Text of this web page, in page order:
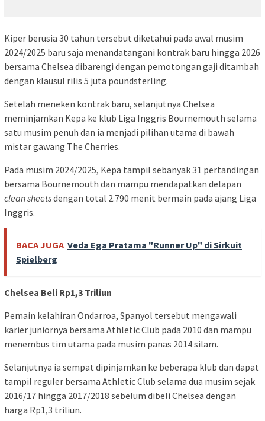
Kiper berusia 30 tahun tersebut diketahui pada awal musim
2024/2025 baru saja menandatangani kontrak baru hingga 2026
bersama Chelsea dibarengi dengan pemotongan gaji ditambah
dengan klausul rilis 5 juta poundsterling.
Setelah meneken kontrak baru, selanjutnya Chelsea
meminjamkan Kepa ke klub Liga Inggris Bournemouth selama
satu musim penuh dan ia menjadi pilihan utama di bawah
mistar gawang The Cherries.
Pada musim 2024/2025, Kepa tampil sebanyak 31 pertandingan
bersama Bournemouth dan mampu mendapatkan delapan
clean sheetsdengan total 2.790 menit bermain pada ajang Liga
Inggris.
BACA JUGA Veda Ega Pratama "Runner Up" di Sirkuit
Spielberg
Chelsea Beli Rp1,3 Triliun
Pemain kelahiran Ondarroa, Spanyol tersebut mengawali
karier juniornya bersama Athletic Club pada 2010 dan mampu
menembus tim utama pada musim panas 2014 silam.
Selanjutnya ia sempat dipinjamkan ke beberapa klub dan dapat
tampil reguler bersama Athletic Club selama dua musim sejak
2016/17 hingga 2017/2018 sebelum dibeli Chelsea dengan
harga Rp1,3 triliun.